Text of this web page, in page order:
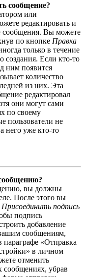
сообщение?
или
редактировать и
сообщения. Вы можете
по кнопке Правка
только в течение
создания. Если кто-то
ним появится
количество
из них. Эта
редактировал
они могут сами
по своему
пользователи не
него уже кто-то
вы должны
После этого вы
Присоединить подпись
подпись
добавление
сообщениям,
параграфе «Отправка
в личном
отменить
сообщениях, убрав